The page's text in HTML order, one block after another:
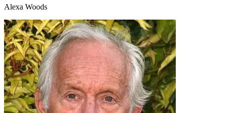
Alexa Woods